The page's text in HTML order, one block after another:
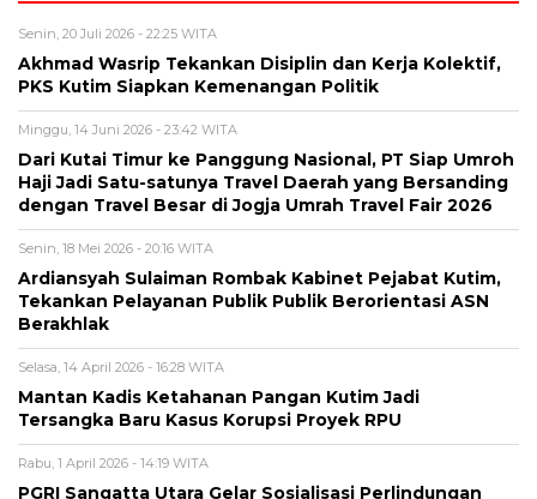
Senin, 20 Juli 2026 - 22:25 WITA
Akhmad Wasrip Tekankan Disiplin dan Kerja Kolektif,
PKS Kutim Siapkan Kemenangan Politik
Minggu, 14 Juni 2026 - 23:42 WITA
Dari Kutai Timur ke Panggung Nasional, PT Siap Umroh
Haji Jadi Satu-satunya Travel Daerah yang Bersanding
dengan Travel Besar di Jogja Umrah Travel Fair 2026
Senin, 18 Mei 2026 - 20:16 WITA
Ardiansyah Sulaiman Rombak Kabinet Pejabat Kutim,
Tekankan Pelayanan Publik Publik Berorientasi ASN
Berakhlak
Selasa, 14 April 2026 - 16:28 WITA
Mantan Kadis Ketahanan Pangan Kutim Jadi
Tersangka Baru Kasus Korupsi Proyek RPU
Rabu, 1 April 2026 - 14:19 WITA
PGRI Sangatta Utara Gelar Sosialisasi Perlindungan